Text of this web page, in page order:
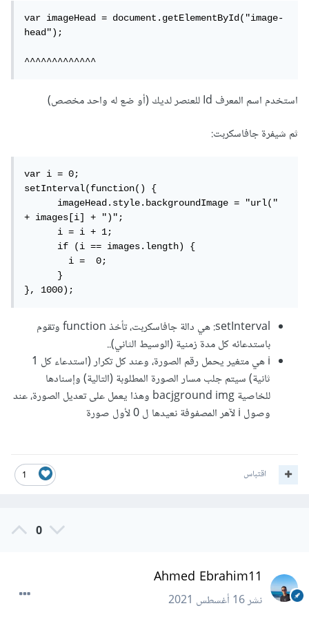
var imageHead = document.getElementById("image-
head");
^^^^^^^^^^^^^
استخدم اسم المعرف Id للعنصر لديك (أو ضع له واحد مخصص)
ثم شيفرة جافاسكربت:
var i = 0;
setInterval(function() {
      imageHead.style.backgroundImage = "url("
+ images[i] + ")";
      i = i + 1;
      if (i == images.length) {
        i =  0;
      }
}, 1000);
setInterval: هي دالة جافاسكربت، تأخذ function وتقوم
باستدعائه كل مدة زمنية (الوسيط الثاني)..
i هي متغير يحمل رقم الصورة، وعند كل تكرار (استدعاء كل 1
ثانية) سيتم جلب مسار الصورة المطلوبة (التالية) وإسنادها
للخاصية bacjground img وهذا يعمل على تعديل الصورة، عند
وصول i لآهر المصفوفة نعيدها ل 0 لأول صورة
1 اقتباس
0
Ahmed Ebrahim11
نشر16 أغسطس 2021